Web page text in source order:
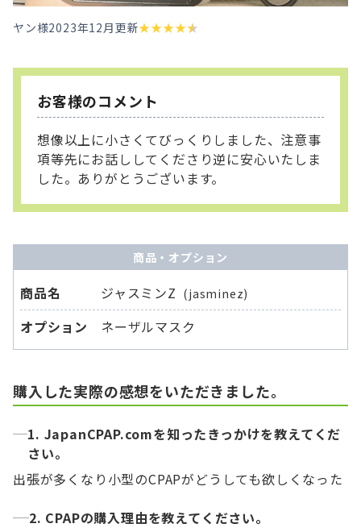
ヤン様2023年12月更新★★★★★
お客様のコメント
想像以上に小さくてびっくりしました、注意事
項等先にお話ししてくださり逆に安心いたしま
した。ありがとうございます。
商品・オプション
商品名 ジャスミンZ (jasminez)
オプション ネーザルマスク
購入した実際の感想をいただきました。
1. JapanCPAP.comを知ったきっかけを教えてくだ
さい。
出張が多くなり小型のCPAPがどうしても欲しくなった
2. CPAPの購入理由を教えてください。